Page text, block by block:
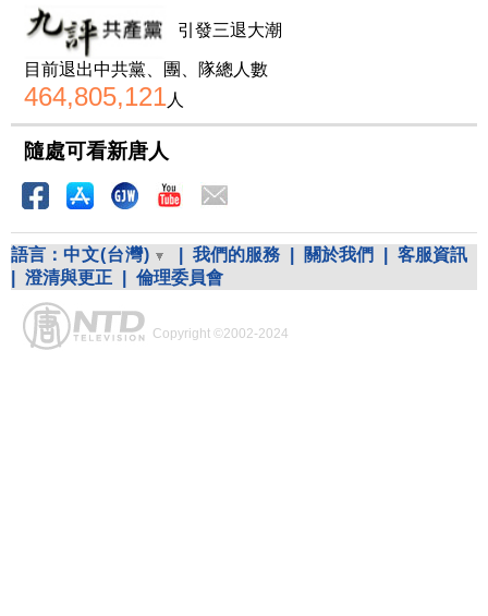
引發三退大潮
目前退出中共黨、團、隊總人數
464,805,121人
隨處可看新唐人
語言： 中文(台灣) 我們的服務 關於我們
客服資訊
澄清與更正 倫理委員會
Copyright ©2002-2024